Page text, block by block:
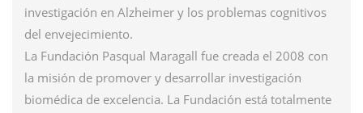
investigación en Alzheimer y los problemas cognitivos
del envejecimiento.
La Fundación Pasqual Maragall fue creada el 2008 con
la misión de promover y desarrollar investigación
biomédica de excelencia. La Fundación está totalmente